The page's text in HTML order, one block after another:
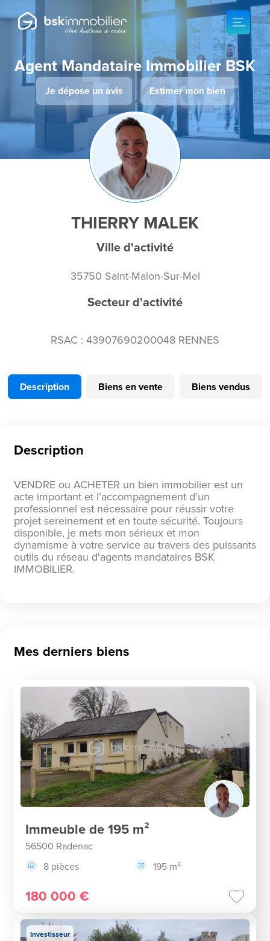
Agent Mandataire Immobilier BSK
Je dépose un avis Estimer mon bien
THIERRY MALEK
Ville d'activité
35750 Saint-Malon-Sur-Mel
Secteur d'activité
RSAC : 43907690200048 RENNES
Description Biens en vente Biens vendus
Description
VENDRE ou ACHETER un bien immobilier est un
acte important et l’accompagnement d’un
professionnel est nécessaire pour réussir votre
projet sereinement et en toute sécurité. Toujours
disponible, je mets mon sérieux et mon
dynamisme à votre service au travers des puissants
outils du réseau d'agents mandataires BSK
IMMOBILIER.
Mes derniers biens
Immeuble de 195 m²
56500 Radenac
8 pièces
195 m²
180 000 €
Investisseur